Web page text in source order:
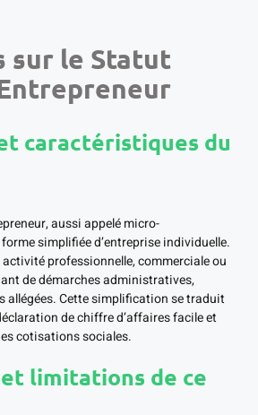
sur le Statut
caractéristiques du
aussi appelé micro-
simplifiée d’entreprise individuelle.
activité professionnelle, commerciale ou
de démarches administratives,
allégées. Cette simplification se traduit
de chiffre d’affaires facile et
cotisations sociales.
limitations de ce